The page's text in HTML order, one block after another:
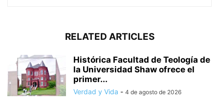
RELATED ARTICLES
Histórica Facultad de Teología de
la Universidad Shaw ofrece el
primer...
Verdad y Vida - 4 de agosto de 2026